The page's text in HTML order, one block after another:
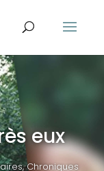
eux
,Chroniques